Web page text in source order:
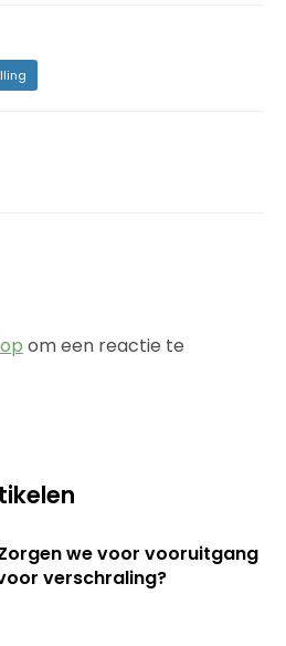
om een reactie te
we voor vooruitgang
verschraling?